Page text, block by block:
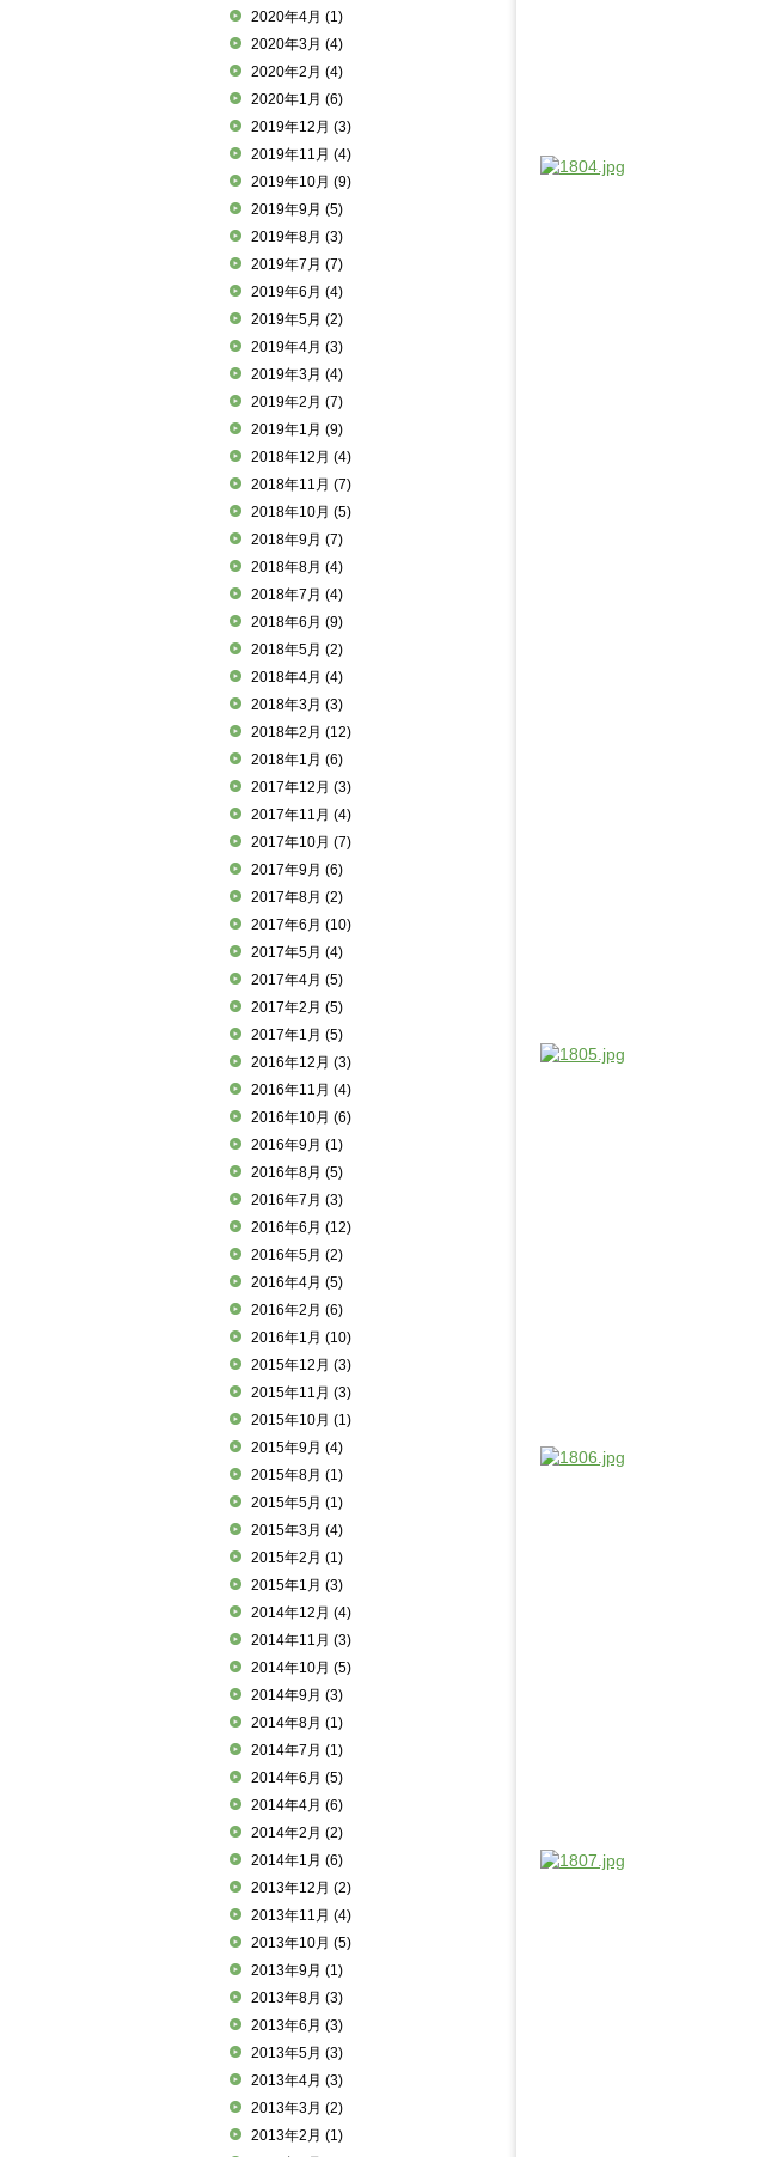
2020年4月 (1)
2020年3月 (4)
2020年2月 (4)
2020年1月 (6)
2019年12月 (3)
2019年11月 (4)
2019年10月 (9)
2019年9月 (5)
2019年8月 (3)
2019年7月 (7)
2019年6月 (4)
2019年5月 (2)
2019年4月 (3)
2019年3月 (4)
2019年2月 (7)
2019年1月 (9)
2018年12月 (4)
2018年11月 (7)
2018年10月 (5)
2018年9月 (7)
2018年8月 (4)
2018年7月 (4)
2018年6月 (9)
2018年5月 (2)
2018年4月 (4)
2018年3月 (3)
2018年2月 (12)
2018年1月 (6)
2017年12月 (3)
2017年11月 (4)
2017年10月 (7)
2017年9月 (6)
2017年8月 (2)
2017年6月 (10)
2017年5月 (4)
2017年4月 (5)
2017年2月 (5)
2017年1月 (5)
2016年12月 (3)
2016年11月 (4)
2016年10月 (6)
2016年9月 (1)
2016年8月 (5)
2016年7月 (3)
2016年6月 (12)
2016年5月 (2)
2016年4月 (5)
2016年2月 (6)
2016年1月 (10)
2015年12月 (3)
2015年11月 (3)
2015年10月 (1)
2015年9月 (4)
2015年8月 (1)
2015年5月 (1)
2015年3月 (4)
2015年2月 (1)
2015年1月 (3)
2014年12月 (4)
2014年11月 (3)
2014年10月 (5)
2014年9月 (3)
2014年8月 (1)
2014年7月 (1)
2014年6月 (5)
2014年4月 (6)
2014年2月 (2)
2014年1月 (6)
2013年12月 (2)
2013年11月 (4)
2013年10月 (5)
2013年9月 (1)
2013年8月 (3)
2013年6月 (3)
2013年5月 (3)
2013年4月 (3)
2013年3月 (2)
2013年2月 (1)